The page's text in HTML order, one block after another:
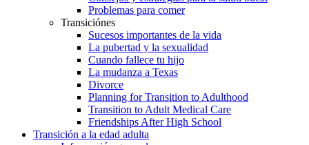
Problemas para comer
Transiciónes
Sucesos importantes de la vida
La pubertad y la sexualidad
Cuando fallece tu hijo
La mudanza a Texas
Divorce
Planning for Transition to Adulthood
Transition to Adult Medical Care
Friendships After High School
Transición a la edad adulta